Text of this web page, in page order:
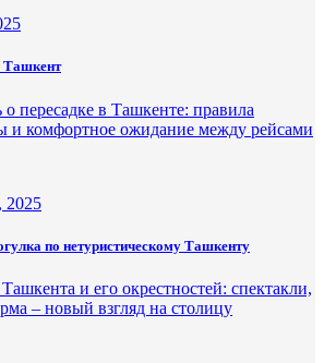
Ташкент
пересадке в Ташкенте: правила
и комфортное ожидание между рейсами
2025
по нетуристическому Ташкенту
и его окрестностей: спектакли,
– новый взгляд на столицу